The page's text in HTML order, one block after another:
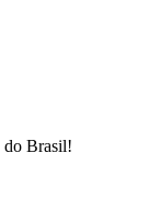
do Brasil!